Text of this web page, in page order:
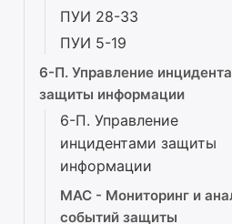
ПУИ 28-33
ПУИ 5-19
6-П. Управление
защиты информации
6-П. Управление
инцидентами защиты
информации
МАС - Мониторинг и
событий защиты